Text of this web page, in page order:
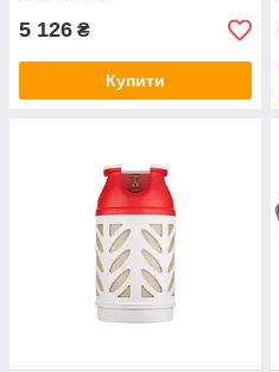
5 126 ₴
Купити